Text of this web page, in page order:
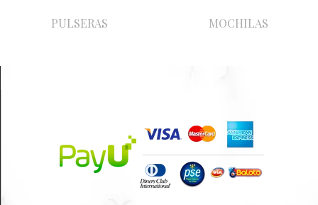
PULSERAS MOCHILAS